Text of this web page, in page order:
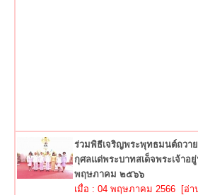
ร่วมพิธีเจริญพระพุทธมนต์ถวา
กุศลแด่พระบาทสเด็จพระเจ้าอ
พฤษภาคม ๒๕๖๖
เมื่อ : 04 พฤษภาคม 2566 [อ่า